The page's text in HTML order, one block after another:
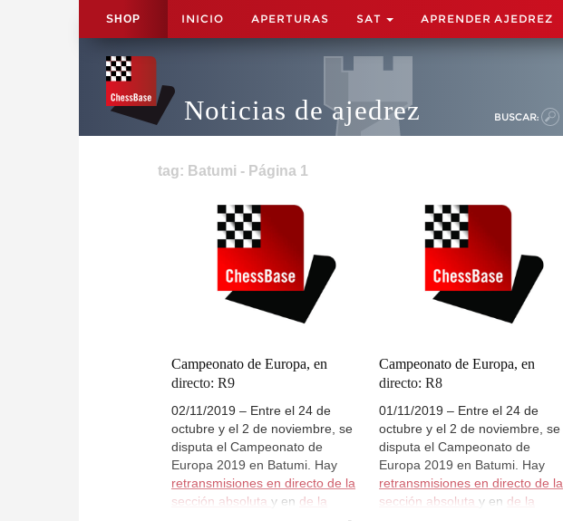
SHOP INICIO APERTURAS SAT APRENDER AJEDREZ
Noticias de ajedrez BUSCAR:
tag: Batumi - Página 1
Campeonato de Europa, en
directo: R9
02/11/2019 – Entre el 24 de
octubre y el 2 de noviembre, se
disputa el Campeonato de
Europa 2019 en Batumi. Hay
retransmisiones en directo de la
sección absoluta y en de la
Campeonato de Europa, en
directo: R8
01/11/2019 – Entre el 24 de
octubre y el 2 de noviembre, se
disputa el Campeonato de
Europa 2019 en Batumi. Hay
retransmisiones en directo de la
sección absolutay en de la